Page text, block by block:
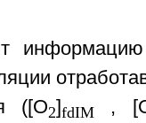
([О2]fdIM,